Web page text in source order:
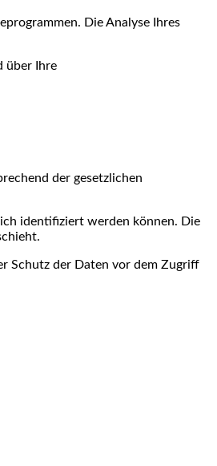
Die Analyse Ihres
über Ihre
der gesetzlichen
identifiziert werden können. Die
Schutz der Daten vor dem Zugriff